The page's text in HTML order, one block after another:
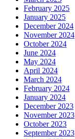
February 2025
January 2025
December 2024
November 2024
October 2024
June 2024
May 2024
April 2024
March 2024
February 2024
January 2024
December 2023
November 2023
October 2023
September 2023